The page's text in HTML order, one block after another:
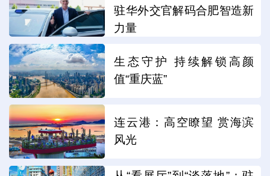
驻华外交官解码合肥智造新
力量
生态守护 持续解锁高颜
值“重庆蓝”
连云港：高空瞭望 赏海滨
风光